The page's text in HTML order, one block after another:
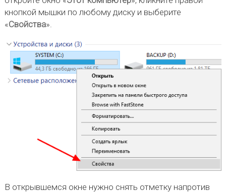
кнопкой мышки по любому диску и выберите
«Свойства».
В открывшемся окне нужно снять отметку напротив